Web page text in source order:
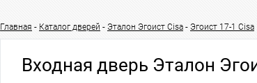
Главная - Каталог дверей - Эталон Эгоист Cisa - Эгоист 17-1 Cisa
Входная дверь Эталон